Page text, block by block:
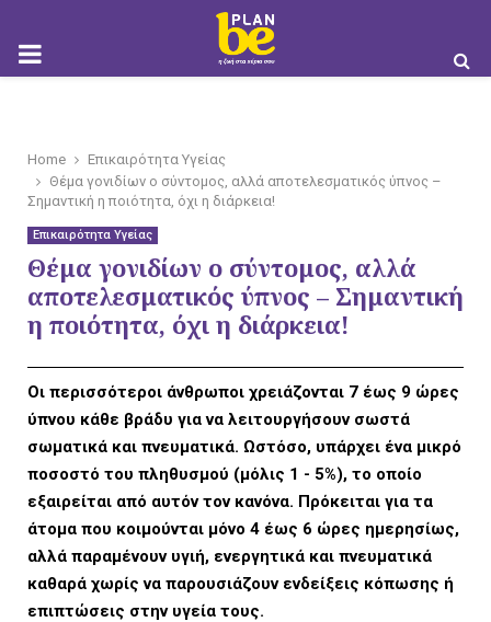
M
O
B
L
E
Home
Επικαιρότητα Υγείας
Θέμα γονιδίων ο σύντομος, αλλά αποτελεσματικός ύπνος –
Σημαντική η ποιότητα, όχι η διάρκεια!
Επικαιρότητα Υγείας
Θέμα γονιδίων ο σύντομος, αλλά
αποτελεσματικός ύπνος – Σημαντική
η ποιότητα, όχι η διάρκεια!
Οι περισσότεροι άνθρωποι χρειάζονται 7 έως 9 ώρες
ύπνου κάθε βράδυ για να λειτουργήσουν σωστά
σωματικά και πνευματικά. Ωστόσο, υπάρχει ένα μικρό
ποσοστό του πληθυσμού (μόλις 1 - 5%), το οποίο
εξαιρείται από αυτόν τον κανόνα. Πρόκειται για τα
άτομα που κοιμούνται μόνο 4 έως 6 ώρες ημερησίως,
αλλά παραμένουν υγιή, ενεργητικά και πνευματικά
καθαρά χωρίς να παρουσιάζουν ενδείξεις κόπωσης ή
επιπτώσεις στην υγεία τους.